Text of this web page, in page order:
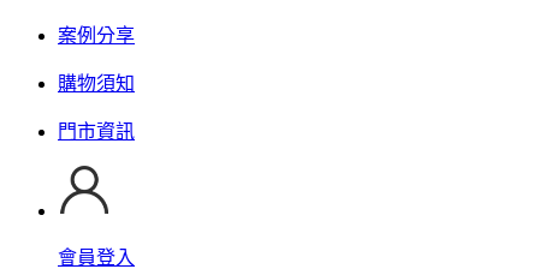
案例分享
購物須知
門市資訊
會員登入